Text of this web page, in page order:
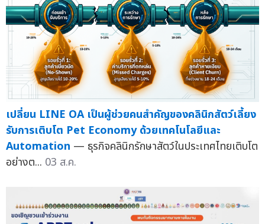
เปลี่ยน LINE OA เป็นผู้ช่วยคนสำคัญของคลินิกสัตว์เลี้ยง
รับการเติบโต Pet Economy ด้วยเทคโนโลยีและ
Automation — ธุรกิจคลินิกรักษาสัตว์ในประเทศไทยเติบโต
อย่างต... 03 ส.ค.